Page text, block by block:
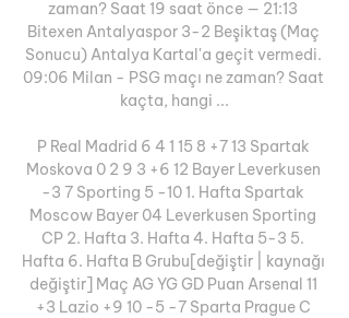
zaman? Saat 19 saat önce — 21:13
Bitexen Antalyaspor 3-2 Beşiktaş (Maç
Sonucu) Antalya Kartal'a geçit vermedi.
09:06 Milan - PSG maçı ne zaman? Saat
kaçta, hangi ...
P Real Madrid 6 4 1 15 8 +7 13 Spartak
Moskova 0 2 9 3 +6 12 Bayer Leverkusen
-3 7 Sporting 5 -10 1. Hafta Spartak
Moscow Bayer 04 Leverkusen Sporting
CP 2. Hafta 3. Hafta 4. Hafta 5-3 5.
Hafta 6. Hafta B Grubu[değiştir | kaynağı
değiştir] Maç AG YG GD Puan Arsenal 11
+3 Lazio +9 10 -5 -7 Sparta Prague C